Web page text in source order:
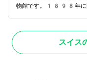
物館です。1898年に開
特徴で、スイスの歴史や文
すめです。開業以来長い
が、広々とした新館を増
スイス